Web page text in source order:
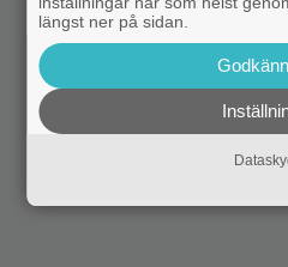
längst ner på sidan.